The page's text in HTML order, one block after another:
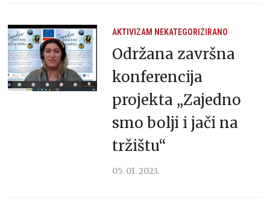
AKTIVIZAM NEKATEGORIZIRANO
Održana završna
konferencija
projekta „Zajedno
smo bolji i jači na
tržištu“
05. 01. 2023.